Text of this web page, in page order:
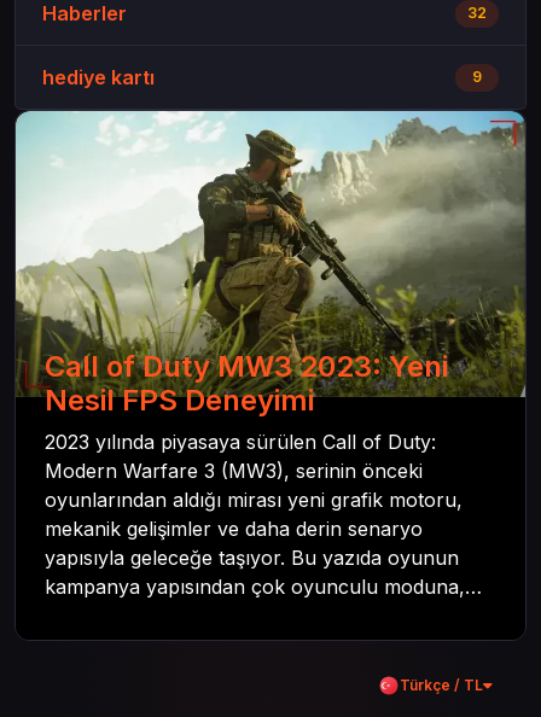
Haberler 32
hediye kartı 9
Call of Duty MW3 2023: Yeni
Nesil FPS Deneyimi
2023 yılında piyasaya sürülen Call of Duty:
Modern Warfare 3 (MW3), serinin önceki
oyunlarından aldığı mirası yeni grafik motoru,
mekanik gelişimler ve daha derin senaryo
yapısıyla geleceğe taşıyor. Bu yazıda oyunun
kampanya yapısından çok oyunculu moduna,
kadar her şeyi kapsamaya çalışacaktır. Tüm
içeriği boyunca Call of Duty evreninin
detaylarına inilecek ve steam hediye kartı
Türkçe / TL